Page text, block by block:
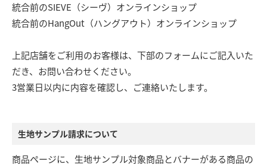
統合前のSIEVE（シーヴ）オンラインショップ
統合前のHangOut（ハングアウト）オンラインショップ
上記店舗をご利用のお客様は、下部のフォームにご記入いた
だき、お問い合わせください。
3営業日以内に内容を確認し、ご連絡いたします。
生地サンプル請求について
商品ページに、生地サンプル対象商品とバナーがある商品の